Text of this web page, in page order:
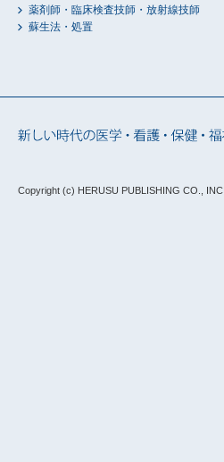
薬剤師・臨床検査技師・放射線技師
蘇生法・処置
Copyright (c) HERUSU PUBLISHING CO., INC.